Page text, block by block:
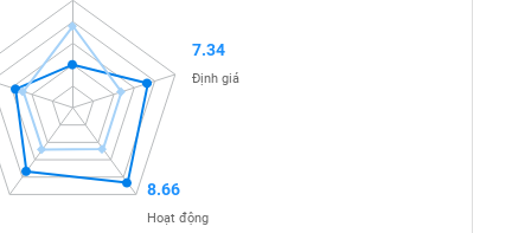
7.34
Định giá
8.66
Hoạt động